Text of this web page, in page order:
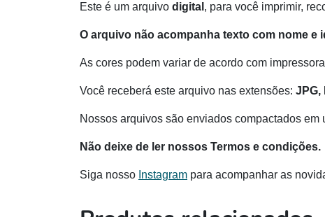
Este é um arquivo digital , para você imprimir,
O arquivo não acompanha texto com nome e
As cores podem variar de acordo com
Você receberá este arquivo nas extensões: JPG,
Nossos arquivos são enviados compactados em
Não deixe de ler nossos Termos e condições.
Siga nosso Instagram para acompanhar as